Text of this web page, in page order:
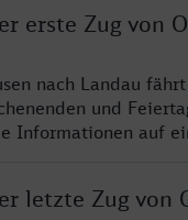
erste Zug von
nach Landau
und
Informationen auf
letzte Zug von